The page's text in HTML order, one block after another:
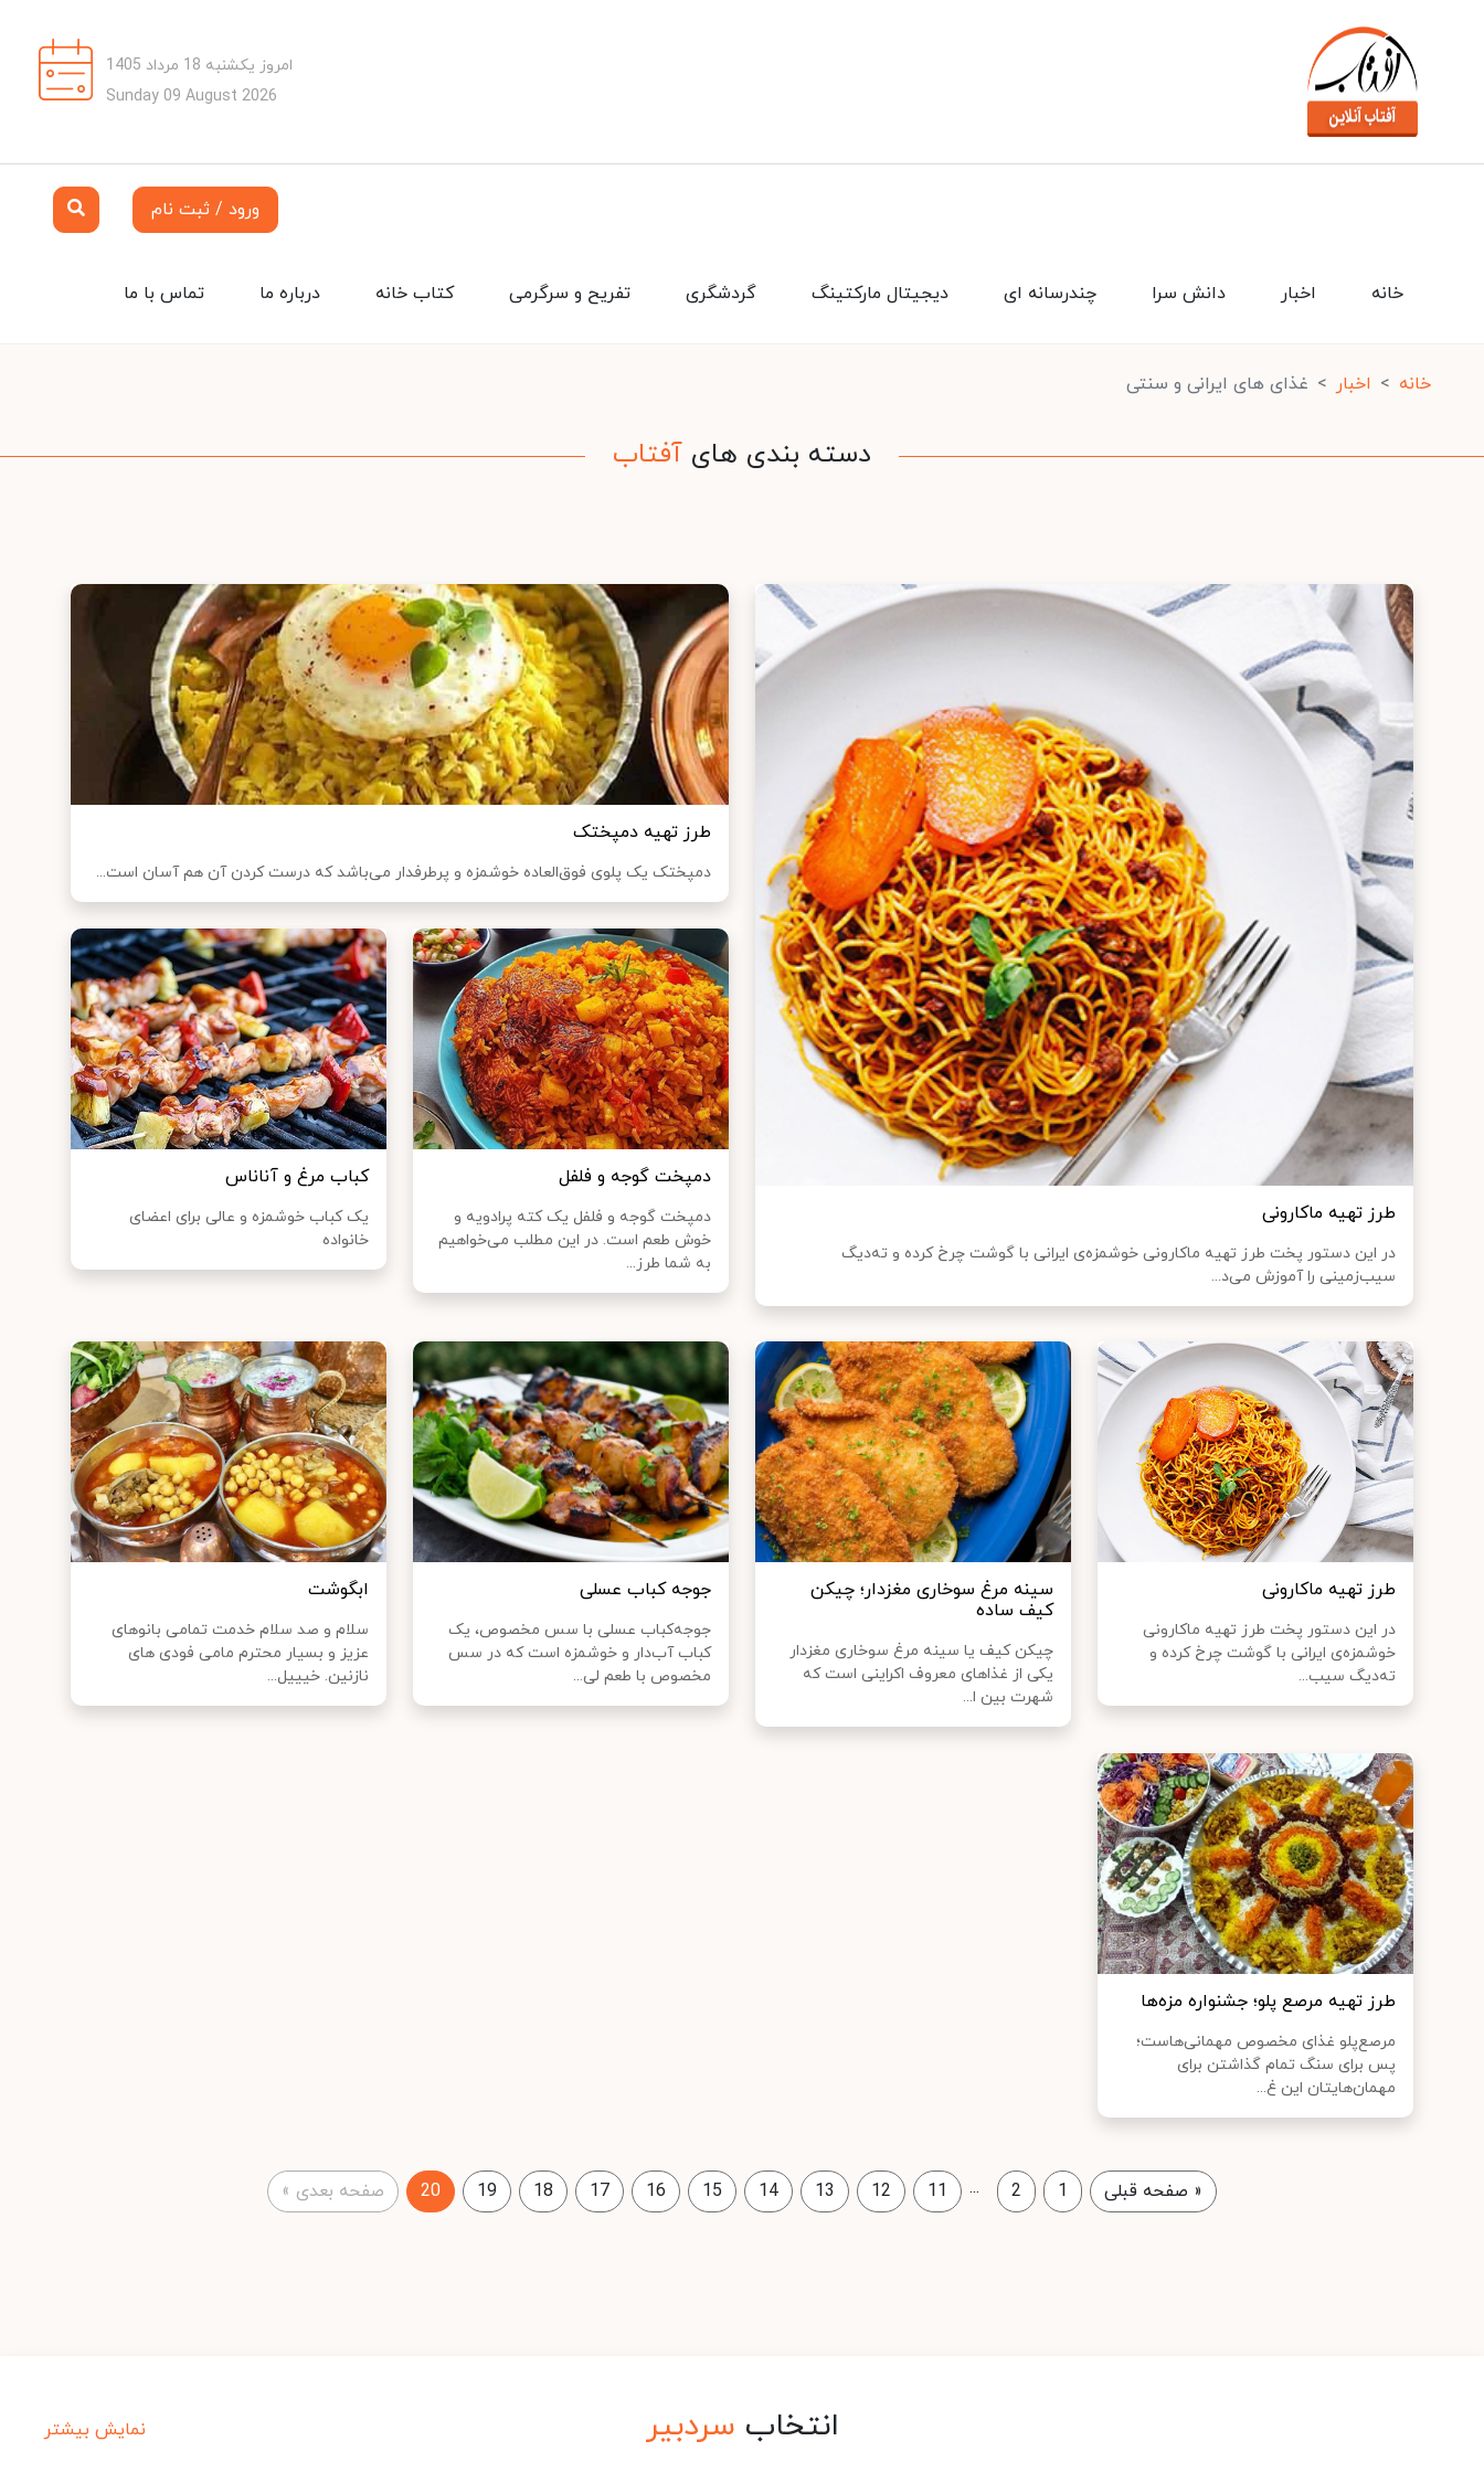
امروز یکشنبه 18 مرداد 1405
Sunday 09 August 2026
ورود / ثبت نام
تماس با ما درباره ما کتاب خانه تفریح و سرگرمی گردشگری دیجیتال مارکتینگ چندرسانه ای دانش سرا اخبار خانه
خانه اخبار غذای های ایرانی و سنتی
دسته بندی های آفتاب
طرز تهیه ماکارونی
در این دستور پخت طرز تهیه ماکارونی خوشمزه‌ی ایرانی با گوشت چرخ کرده و ته‌دیگ
سیب‌زمینی را آموزش می‌د...
طرز تهیه دمپختک
دمپختک یک پلوی فو‌ق‌العاده خوشمزه و پرطرفدار می‌باشد که درست کردن آن هم آسان است...
دمپخت گوجه و فلفل
دمپخت گوجه و فلفل یک کته پرادویه و
خوش طعم است. در این مطلب می‌خواهیم
به شما طرز...
کباب مرغ و آناناس
یک کباب خوشمزه و عالی برای اعضای
خانواده
طرز تهیه ماکارونی
در این دستور پخت طرز تهیه ماکارونی
خوشمزه‌ی ایرانی با گوشت چرخ کرده و
ته‌دیگ سیب...
سینه مرغ سوخاری مغزدار؛ چیکن
کیف ساده
چیکن کیف یا سینه مرغ سوخاری مغزدار
یکی از غذاهای معروف اکراینی است که
شهرت بین ا...
جوجه‌ کباب عسلی
جوجه‌کباب عسلی با سس مخصوص، یک
کباب آب‌دار و خوشمزه است که در سس
مخصوص با طعم لی...
ابگوشت
سلام و صد سلام خدمت تمامی بانوهای
عزیز و بسیار محترم مامی فودی های
نازنین. خیییل...
طرز تهیه مرصع‌ پلو؛ جشنواره مزه‌ها
مرصع‌پلو غذای مخصوص مهمانی‌هاست؛
پس برای سنگ تمام گذاشتن برای
مهمان‌هایتان این غ...
« صفحه قبلی 1
2
...
11
12
13
14
15
16
17
18
19
20 صفحه بعدی »
انتخاب سردبیر نمایش بیشتر